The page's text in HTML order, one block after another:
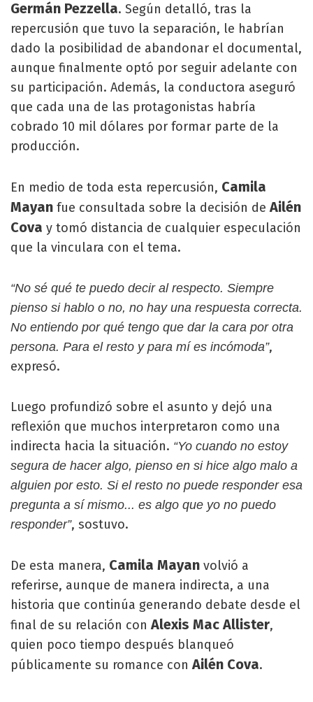
Germán Pezzella. Según detalló, tras la
repercusión que tuvo la separación, le habrían
dado la posibilidad de abandonar el documental,
aunque finalmente optó por seguir adelante con
su participación. Además, la conductora aseguró
que cada una de las protagonistas habría
cobrado 10 mil dólares por formar parte de la
producción.
En medio de toda esta repercusión, Camila
Mayan fue consultada sobre la decisión deAilén
Cova y tomó distancia de cualquier especulación
que la vinculara con el tema.
“No sé qué te puedo decir al respecto. Siempre
pienso si hablo o no, no hay una respuesta correcta.
No entiendo por qué tengo que dar la cara por otra
persona. Para el resto y para mí es incómoda”,
expresó.
Luego profundizó sobre el asunto y dejó una
reflexión que muchos interpretaron como una
indirecta hacia la situación. “Yo cuando no estoy
segura de hacer algo, pienso en si hice algo malo a
alguien por esto. Si el resto no puede responder esa
pregunta a sí mismo... es algo que yo no puedo
responder”, sostuvo.
De esta manera, Camila Mayan volvió a
referirse, aunque de manera indirecta, a una
historia que continúa generando debate desde el
final de su relación conAlexis Mac Allister,
quien poco tiempo después blanqueó
públicamente su romance conAilén Cova.